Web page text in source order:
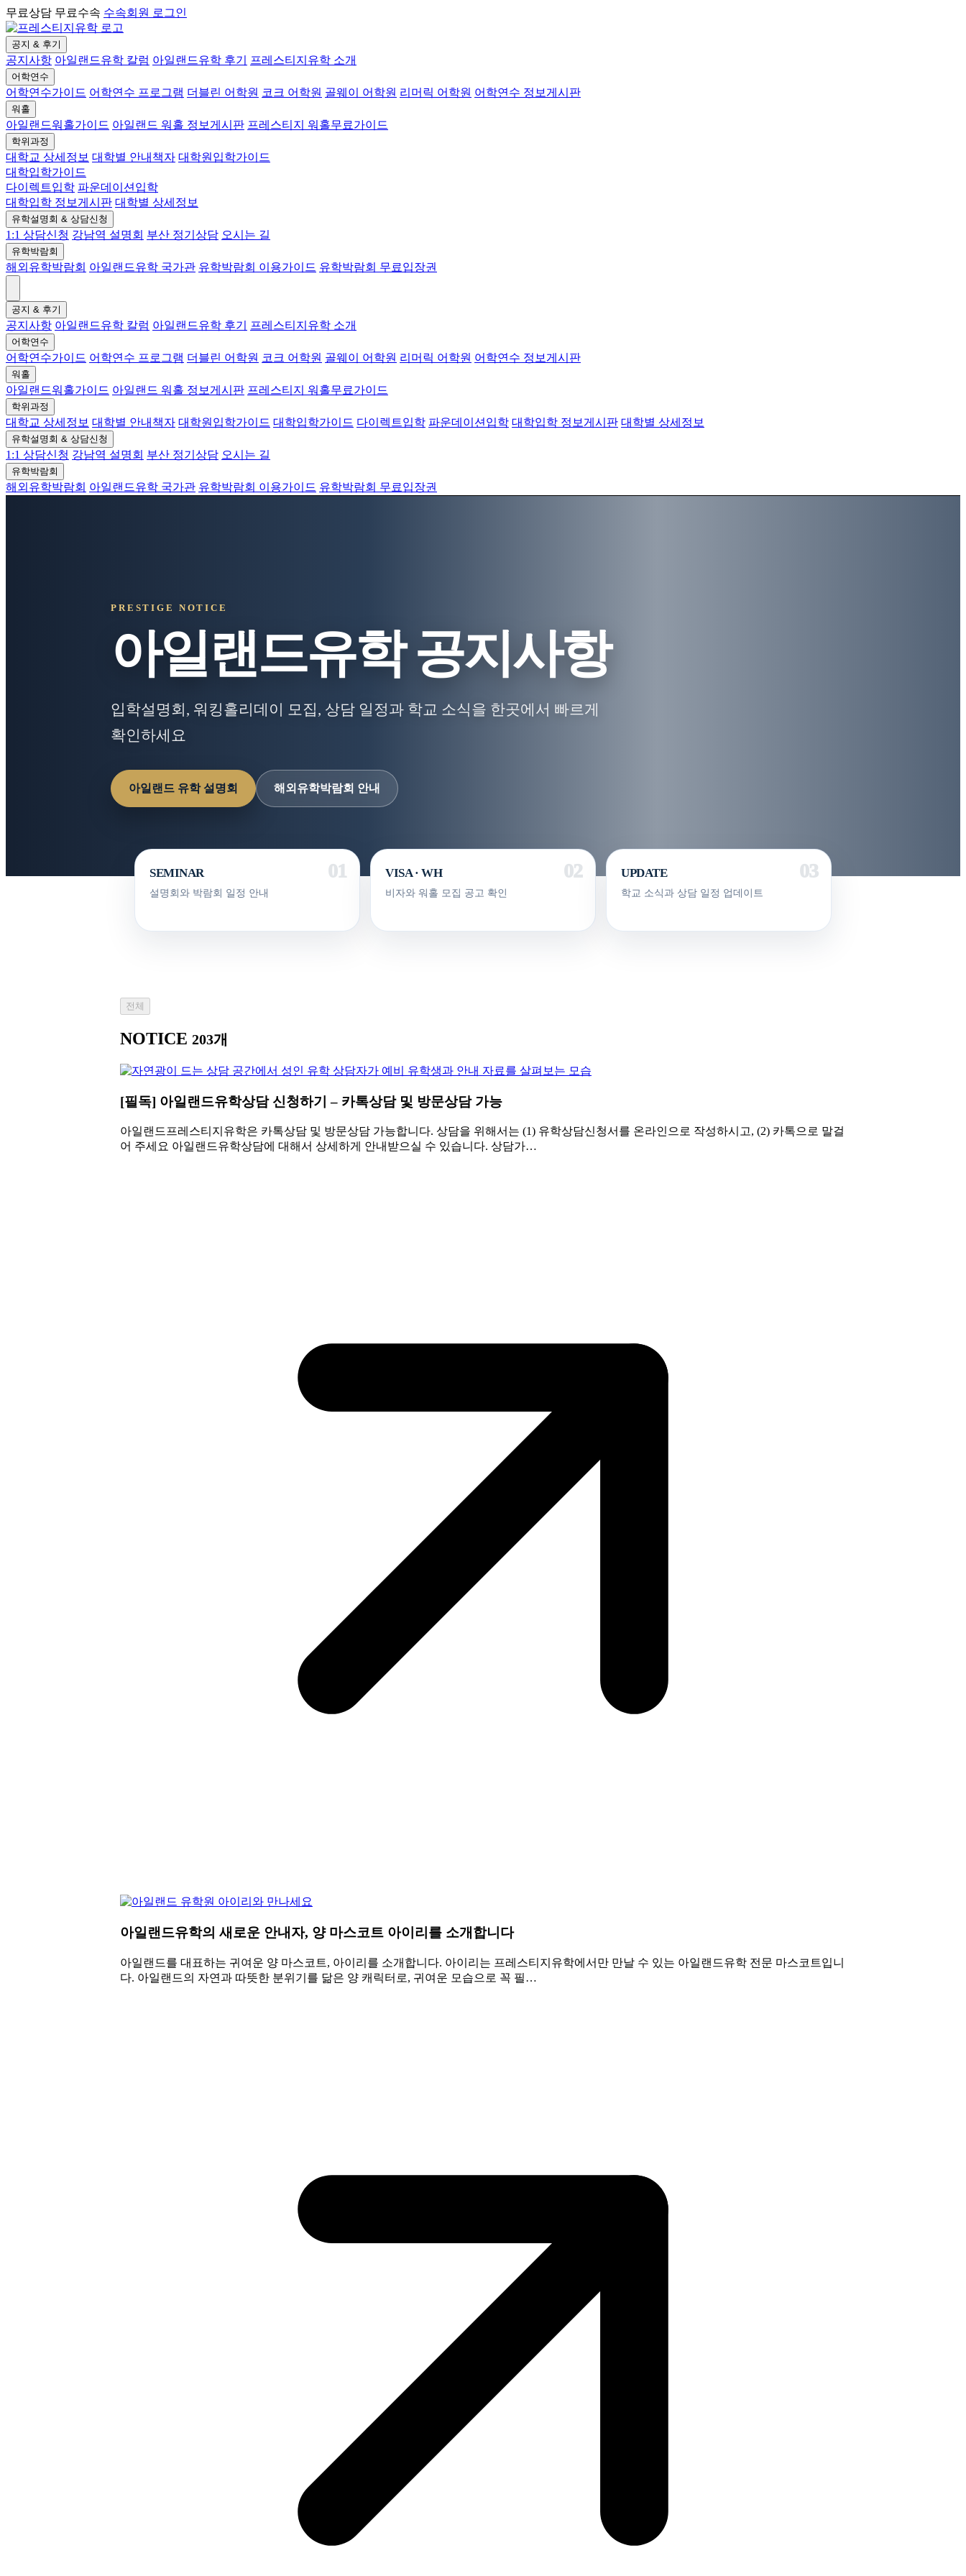
무료상담 무료수속 수속회원 로그인
공지 & 후기
공지사항 아일랜드유학 칼럼 아일랜드유학 후기 프레스티지유학 소개
어학연수
어학연수가이드 어학연수 프로그램 더블린 어학원 코크 어학원 골웨이 어학원 리머릭 어학원 어학연수 정보게시판
워홀
아일랜드워홀가이드 아일랜드 워홀 정보게시판 프레스티지 워홀무료가이드
학위과정
대학교 상세정보 대학별 안내책자 대학원입학가이드
대학입학가이드
다이렉트입학 파운데이션입학
대학입학 정보게시판 대학별 상세정보
유학설명회 & 상담신청
1:1 상담신청 강남역 설명회 부산 정기상담 오시는 길
유학박람회
해외유학박람회 아일랜드유학 국가관 유학박람회 이용가이드 유학박람회 무료입장권
공지 & 후기
공지사항 아일랜드유학 칼럼 아일랜드유학 후기 프레스티지유학 소개
어학연수
어학연수가이드 어학연수 프로그램 더블린 어학원 코크 어학원 골웨이 어학원 리머릭 어학원 어학연수 정보게시판
워홀
아일랜드워홀가이드 아일랜드 워홀 정보게시판 프레스티지 워홀무료가이드
학위과정
대학교 상세정보 대학별 안내책자 대학원입학가이드 대학입학가이드 다이렉트입학 파운데이션입학 대학입학 정보게시판 대학별 상세정보
유학설명회 & 상담신청
1:1 상담신청 강남역 설명회 부산 정기상담 오시는 길
유학박람회
해외유학박람회 아일랜드유학 국가관 유학박람회 이용가이드 유학박람회 무료입장권
PRESTIGE NOTICE
아일랜드유학 공지사항
입학설명회, 워킹홀리데이 모집, 상담 일정과 학교 소식을 한곳에서 빠르게
확인하세요
아일랜드 유학 설명회 해외유학박람회 안내
SEMINAR
설명회와 박람회 일정 안내
VISA · WH
비자와 워홀 모집 공고 확인
UPDATE
학교 소식과 상담 일정 업데이트
전체
NOTICE 203개
[필독] 아일랜드유학상담 신청하기 – 카톡상담 및 방문상담 가능
아일랜드프레스티지유학은 카톡상담 및 방문상담 가능합니다. 상담을 위해서는 (1) 유학상담신청서를 온라인으로 작성하시고, (2) 카톡으로 말걸
어 주세요 아일랜드유학상담에 대해서 상세하게 안내받으실 수 있습니다. 상담가…
아일랜드유학의 새로운 안내자, 양 마스코트 아이리를 소개합니다
아일랜드를 대표하는 귀여운 양 마스코트, 아이리를 소개합니다. 아이리는 프레스티지유학에서만 만날 수 있는 아일랜드유학 전문 마스코트입니
다. 아일랜드의 자연과 따뜻한 분위기를 닮은 양 캐릭터로, 귀여운 모습으로 꼭 필…